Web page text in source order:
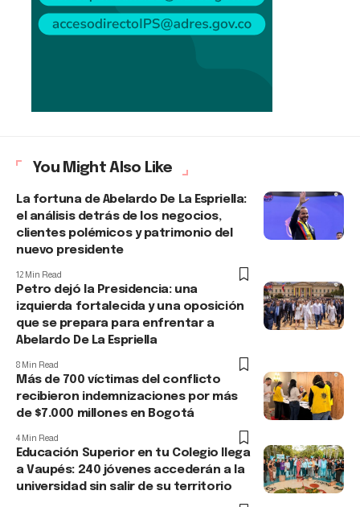
You Might Also Like
La fortuna de Abelardo De La Espriella:
el análisis detrás de los negocios,
clientes polémicos y patrimonio del
nuevo presidente
12 Min Read
Petro dejó la Presidencia: una
izquierda fortalecida y una oposición
que se prepara para enfrentar a
Abelardo De La Espriella
8 Min Read
Más de 700 víctimas del conflicto
recibieron indemnizaciones por más
de $7.000 millones en Bogotá
4 Min Read
Educación Superior en tu Colegio llega
a Vaupés: 240 jóvenes accederán a la
universidad sin salir de su territorio